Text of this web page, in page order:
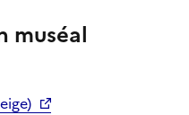
muséal